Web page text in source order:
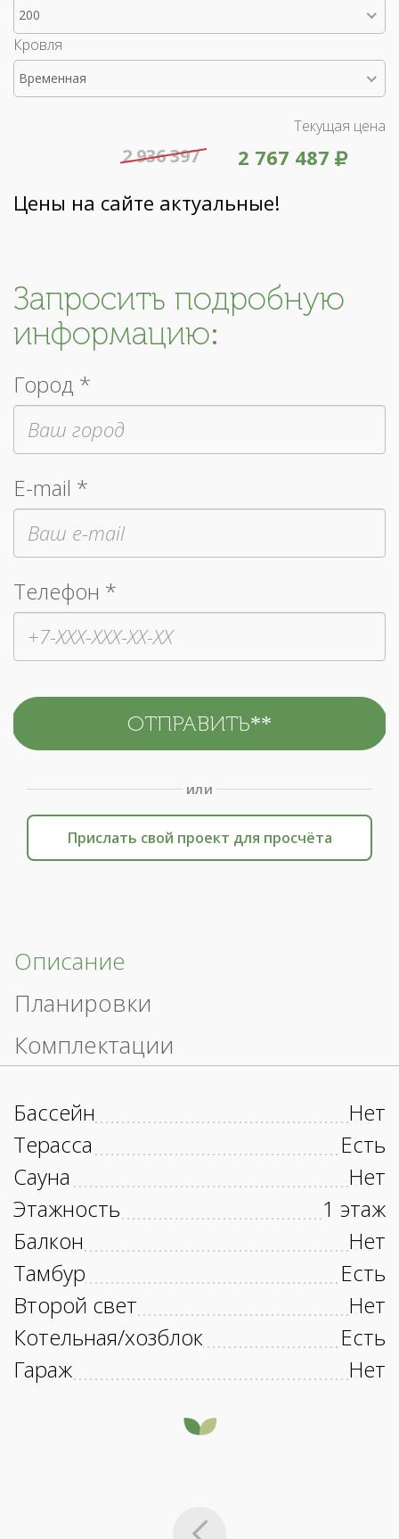
200
Кровля
Временная
Текущая цена
2 767 487
2 936 397
Цены на сайте актуальные!
Запросить подробную
информацию:
Город *
E-mail *
Телефон *
или
Прислать свой проект для просчёта
Описание
Планировки
Комплектации
Бассейн
Нет
Терасса
Есть
Сауна
Нет
Этажность
1 этаж
Балкон
Нет
Тамбур
Есть
Второй свет
Нет
Котельная/хозблок
Есть
Гараж
Нет